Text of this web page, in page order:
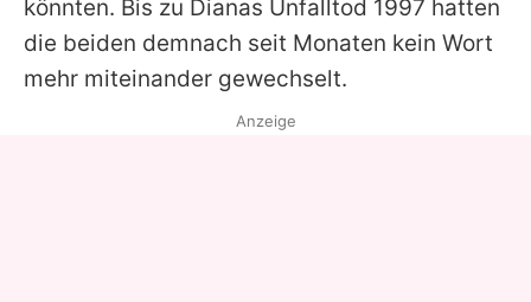
könnten. Bis zu Dianas Unfalltod 1997 hatten
die beiden demnach seit Monaten kein Wort
mehr miteinander gewechselt.
Anzeige